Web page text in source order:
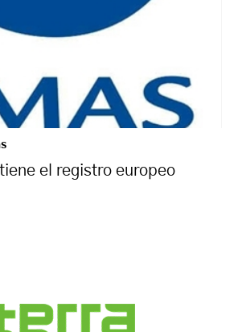
el registro europeo